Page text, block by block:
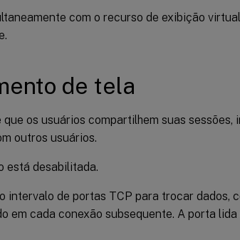
com o recurso de exibição
de tela
os usuários compartilhem suas sessões,
outros usuários.
está desabilitada.
intervalo de portas TCP para trocar dados,
em cada conexão subsequente. A porta